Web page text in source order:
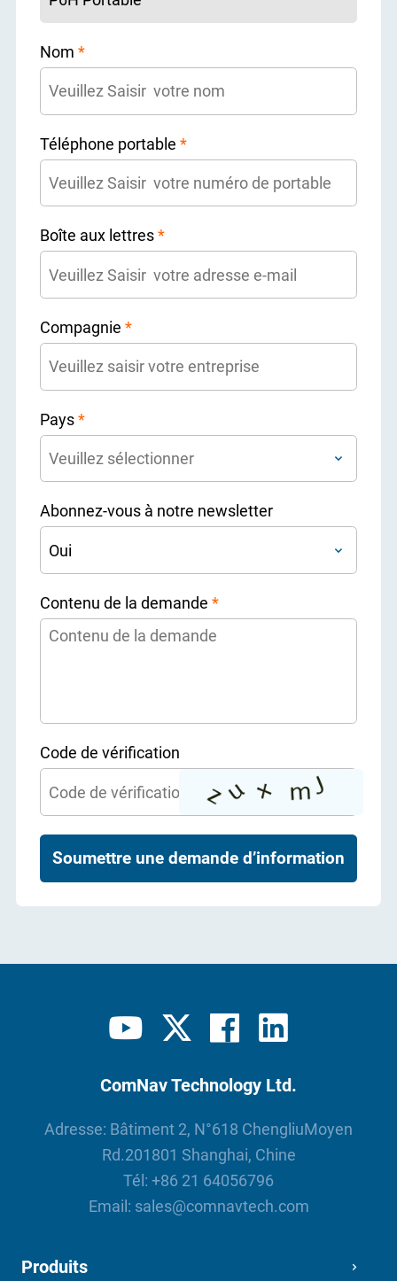
Nom *
Téléphone portable *
Boîte aux lettres*
Compagnie *
Pays*
Abonnez-vous à notre newsletter
Contenu de la demande *
Code de vérification
Soumettre une demande d’information
ComNav Technology Ltd.
Adresse: Bâtiment 2, N°618 ChengliuMoyen
Rd.201801 Shanghai, Chine
Tél: +86 21 64056796
Email: sales@comnavtech.com
Produits